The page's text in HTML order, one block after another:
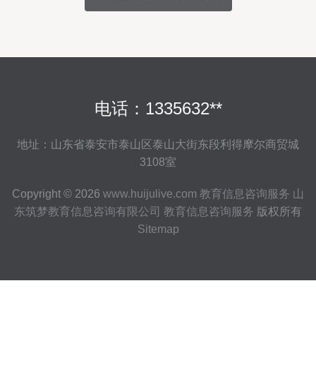
电话：1335632**
地址：山东省泰安市泰山区泰山大街东段利得摩尔商贸城
3108室
Copyright © 2026 www.huijulive.com 教育信息咨询服务 山
东筑梦教育信息咨询有限公司 教育信息咨询服务 版权所有
Sitemap